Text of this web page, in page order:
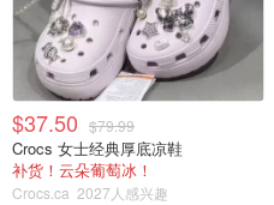
$37.50 $79.99
Crocs 女士经典厚底凉鞋
补货！云朵葡萄冰！
Crocs.ca 2027人感兴趣